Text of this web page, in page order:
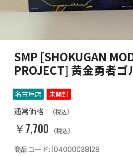
SMP [SHOKUGAN
PROJECT] 黄金勇者ゴ
名古屋店 未開封
通常価格 （税込）
￥7,700 （税込）
商品コード: 104000038128